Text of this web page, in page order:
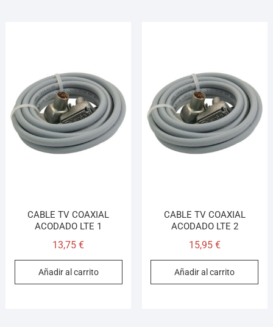
CABLE TV COAXIAL
ACODADO LTE 1
13,75€
Añadir al carrito
CABLE TV COAXIAL
ACODADO LTE 2
15,95 €
Añadir al carrito